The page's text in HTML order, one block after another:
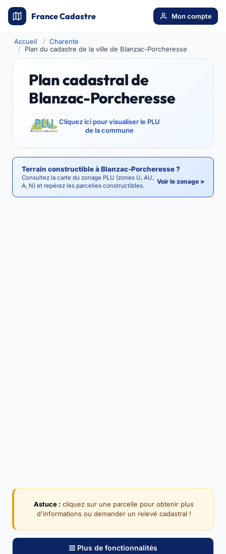
France Cadastre Mon compte
Accueil
Charente
Plan du cadastre de la ville de Blanzac-Porcheresse
Plan cadastral de
Blanzac-Porcheresse
Cliquez ici pour visualiser le PLU
de la commune
Terrain constructible à Blanzac-Porcheresse ?
Consultez la carte du zonage PLU (zones U, AU,
A, N) et repérez les parcelles constructibles.
Voir le zonage »
Astuce : cliquez sur une parcelle pour obtenir plus
d'informations ou demander un relevé cadastral !
Plus de fonctionnalités